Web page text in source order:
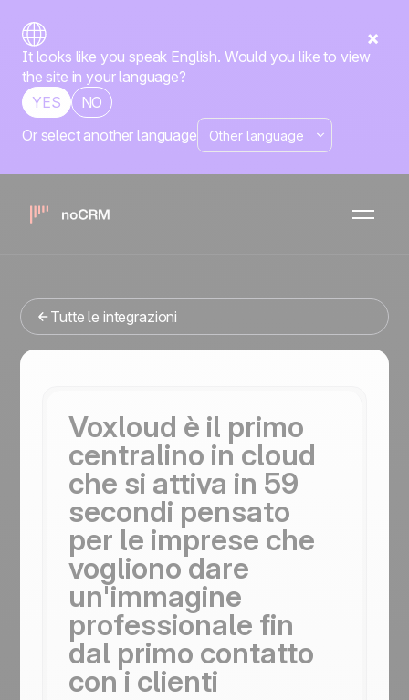
It looks like you speak English. Would you like to view
the site in your language?
YES
NO
Or select another language
Nativa
VoxloudxnoCRM
Stai cercando uno strumenti di gestione delle vendite che
Tutte le integrazioni
Voxloud è il primo
centralino in cloud
che si attiva in 59
secondi pensato
per le imprese che
vogliono dare
un'immagine
professionale fin
dal primo contatto
con i clienti